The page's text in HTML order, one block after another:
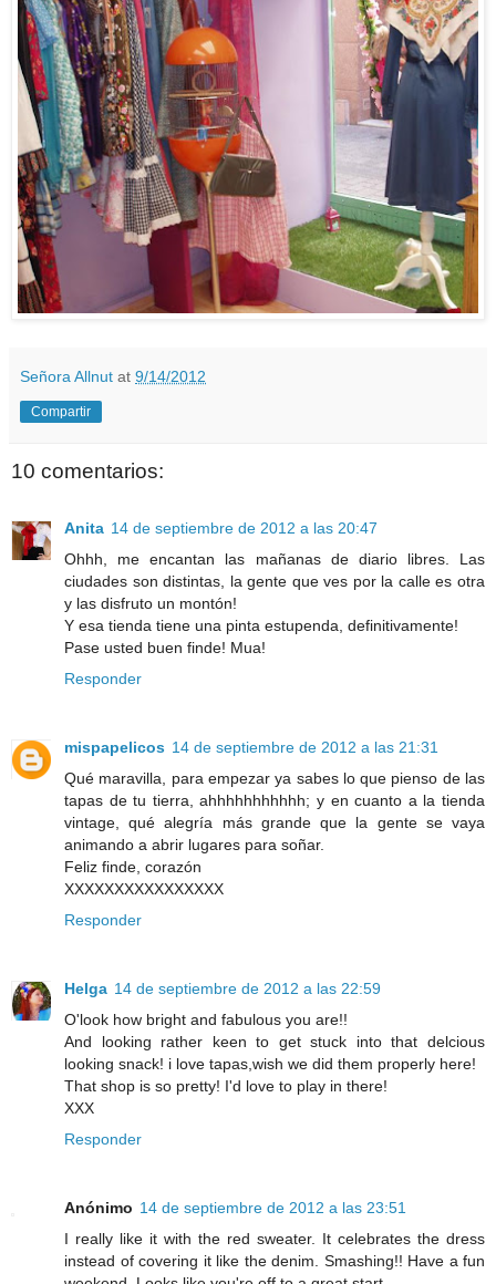
Señora Allnut at 9/14/2012
Compartir
10 comentarios:
Anita 14 de septiembre de 2012 a las 20:47
Ohhh, me encantan las mañanas de diario libres. Las
ciudades son distintas, la gente que ves por la calle es otra
y las disfruto un montón!
Y esa tienda tiene una pinta estupenda, definitivamente!
Pase usted buen finde! Mua!
Responder
mispapelicos 14 de septiembre de 2012 a las 21:31
Qué maravilla, para empezar ya sabes lo que pienso de las
tapas de tu tierra, ahhhhhhhhhhh; y en cuanto a la tienda
vintage, qué alegría más grande que la gente se vaya
animando a abrir lugares para soñar.
Feliz finde, corazón
XXXXXXXXXXXXXXXX
Responder
Helga 14 de septiembre de 2012 a las 22:59
O'look how bright and fabulous you are!!
And looking rather keen to get stuck into that delcious
looking snack! i love tapas,wish we did them properly here!
That shop is so pretty! I'd love to play in there!
XXX
Responder
Anónimo 14 de septiembre de 2012 a las 23:51
I really like it with the red sweater. It celebrates the dress
instead of covering it like the denim. Smashing!! Have a fun